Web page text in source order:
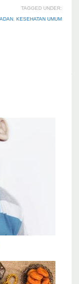
TAGGED UNDER:
, KESEHATAN UMUM